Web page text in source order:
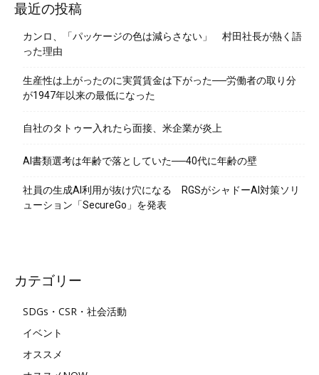
最近の投稿
カンロ、「パッケージの色は減らさない」 村田社長が熱く語
った理由
生産性は上がったのに実質賃金は下がった──労働者の取り分
が1947年以来の最低になった
自社のタトゥー入れたら面接、米企業が炎上
AI書類選考は年齢で落としていた──40代に年齢の壁
社員の生成AI利用が抜け穴になる RGSがシャドーAI対策ソリ
ューション「SecureGo」を発表
カテゴリー
SDGs・CSR・社会活動
イベント
オススメ